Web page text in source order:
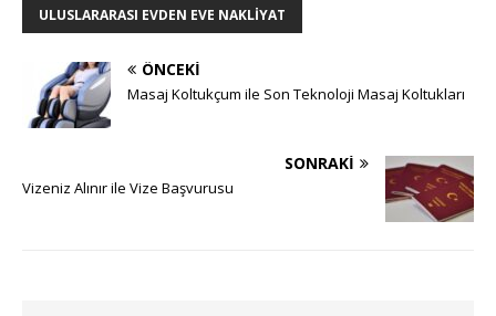
ULUSLARARASI EVDEN EVE NAKLIYAT
ÖNCEKI
Masaj Koltukçum ile Son Teknoloji Masaj Koltukları
SONRAKI
Vizeniz Alınır ile Vize Başvurusu